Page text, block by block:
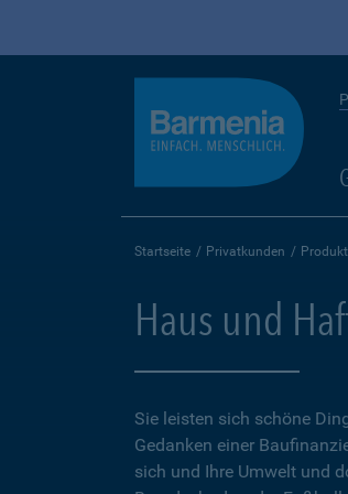
Startseite Privatkunden
Haus und
Sie leisten sich schöne
Gedanken einer
sich und Ihre Umwelt und